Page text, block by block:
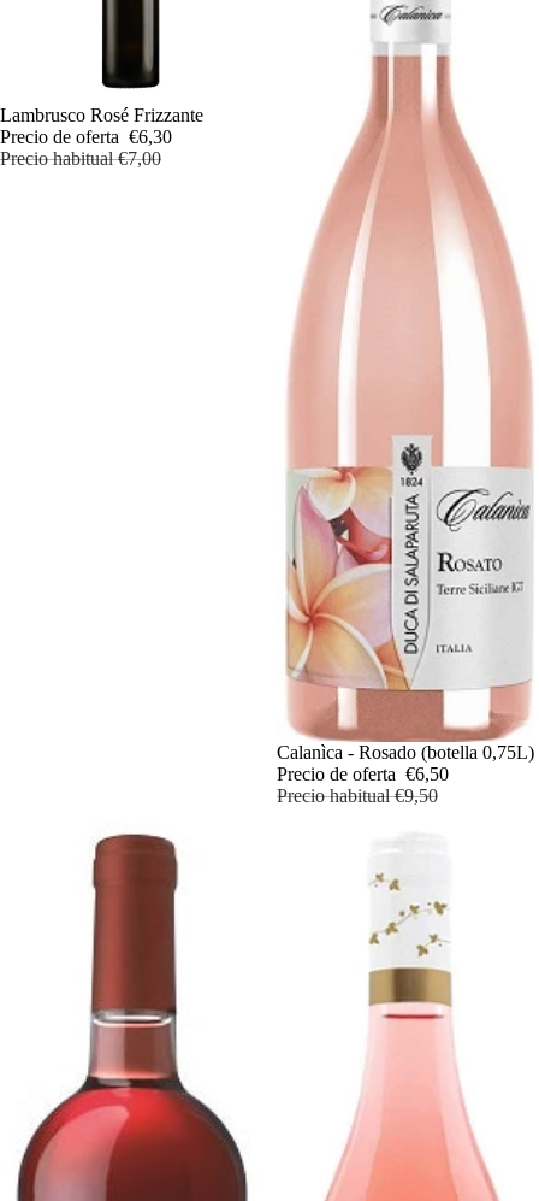
Oferta
Lambrusco Rosé Frizzante
Precio de oferta €6,30
Precio habitual€7,00
Oferta
Calanìca - Rosado (botella 0,75L)
Precio de oferta €6,50
Precio habitual€9,50